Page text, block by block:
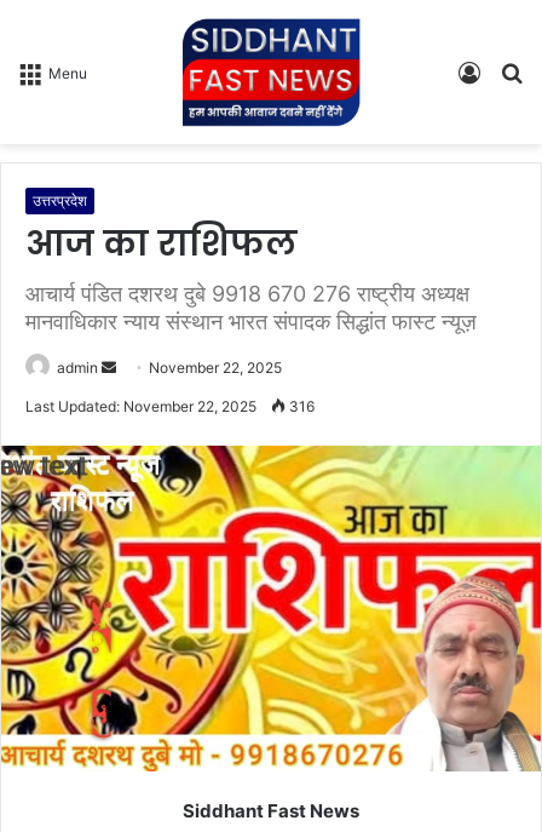
Menu
Log
उत्तरप्रदेश
आज का राशिफल
आचार्य पंडित दशरथ दुबे 9918 670 276 राष्ट्रीय अध्यक्ष
मानवाधिकार न्याय संस्थान भारत संपादक सिद्धांत फास्ट न्यूज़
admin
d
a
n
e
m
a
i
l
November 22, 2025
Last Updated: November 22, 2025 316
Siddhant Fast News